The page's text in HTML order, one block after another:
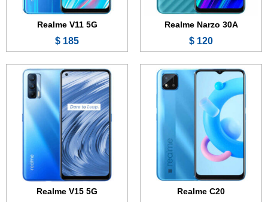
Realme Narzo 30A
120 $
Realme V11 5G
185 $
Realme C20
عرض الموصفات ←
Realme V15 5G
عرض الموصفات ←
الشاشة: 1.39 بوصة - Super AMOLED
الذاكرة الداخلية:
نظام التشغيل:
المعالج:
البطارية:420 مللي أمبير
عرض الموصفات ←
الشاشة:6.5 بوصة - IPS LCD
الذاكرة الداخلية:128 جيجابايت
الرام:6 أو 8 جيجابايت
الكاميرا: 48 + 8 + 2 + 2 ميجابكسل
المعالج:
MediaTek Dimensity 800U 5G
البطارية:5000 مللي أمبير - 30 واط
عرض الموصفات ←